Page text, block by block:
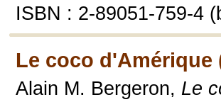
ISBN : 2-89051-759-4
Le coco d'Amérique
Alain M. Bergeron, Le